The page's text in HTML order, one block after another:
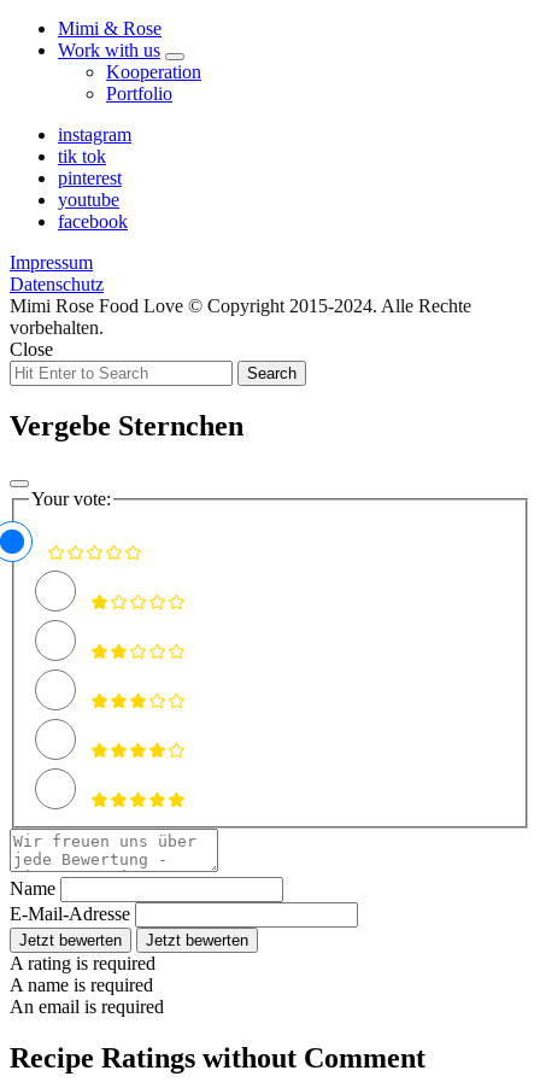
Mimi & Rose
Work with us
expand
child
Kooperation
Portfolio
instagram
tik tok
pinterest
youtube
facebook
Impressum
Datenschutz
Mimi Rose Food Love © Copyright 2015-2024. Alle Rechte
vorbehalten.
Close
Search
for:
Search
Vergebe Sternchen
Your vote:
Name
E-Mail-Adresse
Jetzt bewerten Jetzt bewerten
A rating is required
A name is required
An email is required
Recipe Ratings without Comment